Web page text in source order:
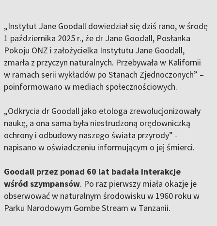
„Instytut Jane Goodall dowiedział się dziś rano, w środę
1 października 2025 r., że dr Jane Goodall, Posłanka
Pokoju ONZ i założycielka Instytutu Jane Goodall,
zmarła z przyczyn naturalnych. Przebywała w Kalifornii
w ramach serii wykładów po Stanach Zjednoczonych” –
poinformowano w mediach społecznościowych.
„Odkrycia dr Goodall jako etologa zrewolucjonizowały
naukę, a ona sama była niestrudzoną orędowniczką
ochrony i odbudowy naszego świata przyrody” -
napisano w oświadczeniu informującym o jej śmierci.
Goodall przez ponad 60 lat badała interakcje
wśród szympansów. Po raz pierwszy miała okazje je
obserwować w naturalnym środowisku w 1960 roku w
Parku Narodowym Gombe Stream w Tanzanii.